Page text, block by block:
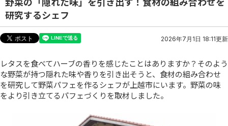
研究するシェフ
2026年7月1日 18:11更新
レタスを食べてハーブの香りを感じたことはありますか？そのよう
な野菜が持つ隠れた味や香りを引き出そうと、食材の組み合わせ
を研究して野菜パフェを作るシェフが上越市にいます。野菜の味
をより引き立てるパフェづくりを取材しました。